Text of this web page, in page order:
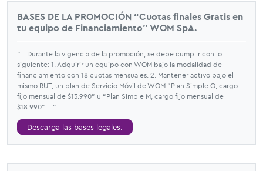
BASES DE LA PROMOCIÓN “Cuotas finales Gratis en
tu equipo de Financiamiento” WOM SpA.
“... Durante la vigencia de la promoción, se debe cumplir con lo
siguiente: 1. Adquirir un equipo con WOM bajo la modalidad de
financiamiento con 18 cuotas mensuales. 2. Mantener activo bajo el
mismo RUT, un plan de Servicio Móvil de WOM “Plan Simple O, cargo
fijo mensual de $13.990” u “Plan Simple M, cargo fijo mensual de
$18.990”. ...”
Descarga las bases legales.